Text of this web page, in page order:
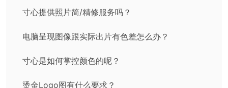
寸心提供照片简/精修服务吗？
电脑呈现图像跟实际出片有色差怎么办？
寸心是如何掌控颜色的呢？
烫金Logo图有什么要求？